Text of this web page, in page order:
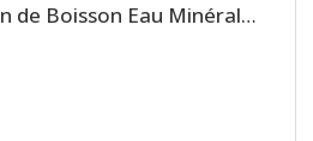
Ligne de Production de Boisson Eau Minérale, Sodas et Boissons Gazéifiées